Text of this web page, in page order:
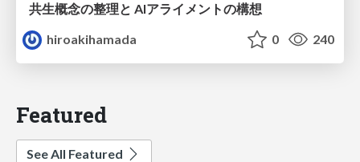
共生概念の整理と AIアライメントの構想
hiroakihamada
0 240
Featured
See All Featured